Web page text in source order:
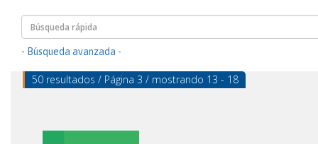
- Búsqueda avanzada -
50 resultados / Página 3 / mostrando 13 - 18